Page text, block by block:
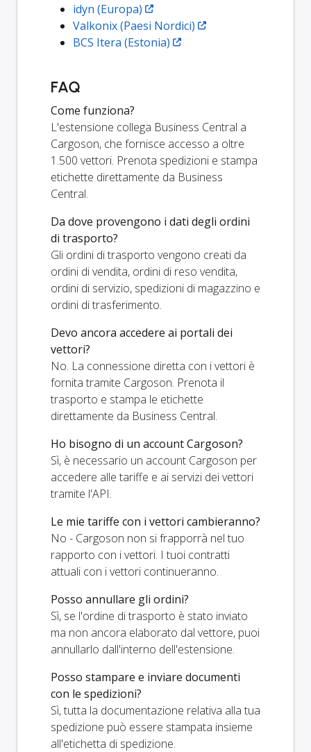
idyn (Europa)
Valkonix (Paesi Nordici)
BCS Itera (Estonia)
FAQ
Come funziona?
L'estensione collega Business Central a
Cargoson, che fornisce accesso a oltre
1.500 vettori. Prenota spedizioni e stampa
etichette direttamente da Business
Central.
Da dove provengono i dati degli ordini
di trasporto?
Gli ordini di trasporto vengono creati da
ordini di vendita, ordini di reso vendita,
ordini di servizio, spedizioni di magazzino e
ordini di trasferimento.
Devo ancora accedere ai portali dei
vettori?
No. La connessione diretta con i vettori è
fornita tramite Cargoson. Prenota il
trasporto e stampa le etichette
direttamente da Business Central.
Ho bisogno di un account Cargoson?
Sì, è necessario un account Cargoson per
accedere alle tariffe e ai servizi dei vettori
tramite l'API.
Le mie tariffe con i vettori cambieranno?
No - Cargoson non si frapporrà nel tuo
rapporto con i vettori. I tuoi contratti
attuali con i vettori continueranno.
Posso annullare gli ordini?
Sì, se l'ordine di trasporto è stato inviato
ma non ancora elaborato dal vettore, puoi
annullarlo dall'interno dell'estensione.
Posso stampare e inviare documenti
con le spedizioni?
Sì, tutta la documentazione relativa alla tua
spedizione può essere stampata insieme
all'etichetta di spedizione.